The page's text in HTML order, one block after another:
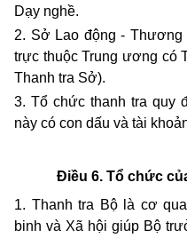
Dạy nghề.
2. Sở Lao động - Thương
trực thuộc Trung ương có
Thanh tra Sở).
3. Tổ chức thanh tra quy
này có con dấu và tài
Điều 6. Tổ chức
1. Thanh tra Bộ là cơ
binh và Xã hội giúp Bộ